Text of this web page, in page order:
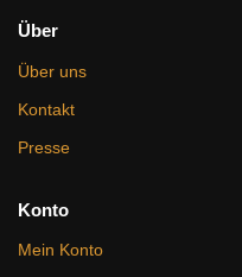
Über
Über uns
Kontakt
Presse
Konto
Mein Konto